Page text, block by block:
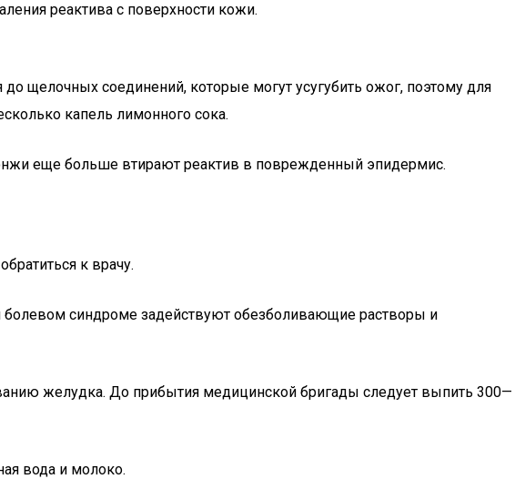
реактива с поверхности кожи.
щелочных соединений, которые могут усугубить ожог, поэтому для
капель лимонного сока.
еще больше втирают реактив в поврежденный эпидермис.
к врачу.
синдроме задействуют обезболивающие растворы и
желудка. До прибытия медицинской бригады следует выпить 300—
вода и молоко.